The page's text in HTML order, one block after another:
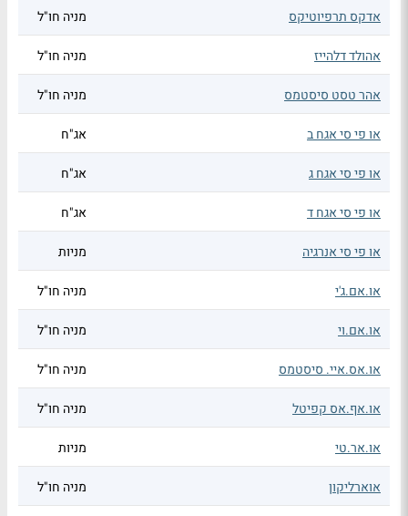
אדקס תרפיוטיקס מניה חו"ל
אהולד דלהייז מניה חו"ל
אהר טסט סיסטמס מניה חו"ל
או פי סי אגח ב אג"ח
או פי סי אגח ג אג"ח
או פי סי אגח ד אג"ח
או פי סי אנרגיה מניות
או.אם.ג'י מניה חו"ל
או.אם.וי מניה חו"ל
או.אס.איי. סיסטמס מניה חו"ל
או.אף.אס קפיטל מניה חו"ל
או.אר.טי מניות
אוארליקון מניה חו"ל